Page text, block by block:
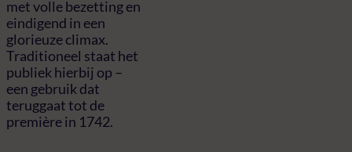
met volle bezetting en
eindigend in een
glorieuze climax.
Traditioneel staat het
publiek hierbij op –
een gebruik dat
teruggaat tot de
première in 1742.